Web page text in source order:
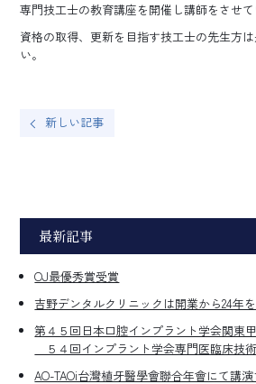
専門技工士の教育講座を開催し講師をさせて
資格の取得、更新を目指す技工士の先生方
い。
新しい記事
最新記事
OJ最優秀賞受賞
吉野デンタルクリニックは開業から24年を
第４５回日本口腔インプラント学会関東
５４回インプラント学会専門医臨床技
AO-TAOi台灣植牙醫學會聯合年會にて講